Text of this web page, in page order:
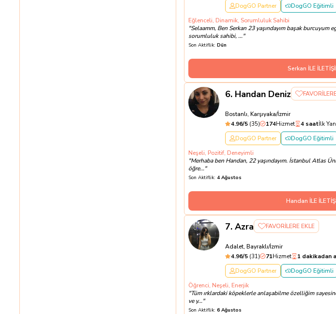
DogGO Partner
DogGO Eğitimli
Eğlenceli, Dinamik, Sorumluluk Sahibi
"Selaamm, Ben Serkan 23 yaşındayım başak burcuyum
sorumluluk sahibi, ..."
Son Aktiflik: Dün
Serkan İLE
6. Handan Deniz
Bostanlı, Karşıyaka/İzmir
4.96/5 (35) 174Hizmet 4 saatİlk
DogGO Partner
DogGO Eğitimli
Neşeli, Pozitif, Deneyimli
"Merhaba ben Handan, 22 yaşındayım. İstanbul Atlas
öğre..."
Son Aktiflik: 4 Ağustos
Handan İLE
7. Azra FAVORİLERE EKLE
Adalet, Bayraklı/İzmir
4.96/5 (31) 71Hizmet 1 dakikadan
DogGO Partner
DogGO Eğitimli
Öğrenci, Neşeli, Enerjik
"Tüm ırklardaki köpeklerle anlaşabilme özelliğim
ve y..."
Son Aktiflik: 6 Ağustos